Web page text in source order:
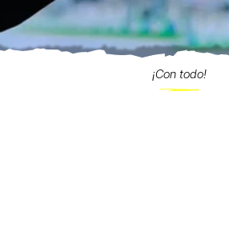
¡Con todo!